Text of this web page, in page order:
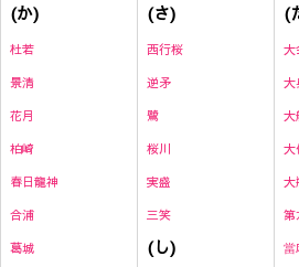
(か)
杜若
景清
花月
柏崎
春日龍神
合浦
葛城
(さ)
西行桜
逆矛
鷺
桜川
実盛
三笑
(し)
(
大
大
大
大
大
第
當